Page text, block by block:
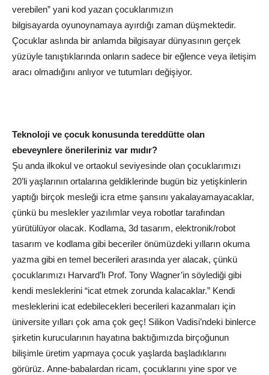
verebilen” yani kod yazan çocuklarımızın
bilgisayarda oyunoynamaya ayırdığı zaman düşmektedir.
Çocuklar aslında bir anlamda bilgisayar dünyasının gerçek
yüzüyle tanıştıklarında onların sadece bir eğlence veya iletişim
aracı olmadığını anlıyor ve tutumları değişiyor.
Teknoloji ve çocuk konusunda tereddütte olan
ebeveynlere önerileriniz var mıdır?
Şu anda ilkokul ve ortaokul seviyesinde olan çocuklarımızı
20’li yaşlarının ortalarına geldiklerinde bugün biz yetişkinlerin
yaptığı birçok mesleği icra etme şansını yakalayamayacaklar,
çünkü bu meslekler yazılımlar veya robotlar tarafından
yürütülüyor olacak. Kodlama, 3d tasarım, elektronik/robot
tasarım ve kodlama gibi beceriler önümüzdeki yılların okuma
yazma gibi en temel becerileri arasında yer alacak, çünkü
çocuklarımızı Harvard’lı Prof. Tony Wagner’in söylediği gibi
kendi mesleklerini “icat etmek zorunda kalacaklar.” Kendi
mesleklerini icat edebilecekleri becerileri kazanmaları için
üniversite yılları çok ama çok geç! Silikon Vadisi’ndeki binlerce
şirketin kurucularının hayatına baktığımızda birçoğunun
bilişimle üretim yapmaya çocuk yaşlarda başladıklarını
görürüz. Anne-babalardan ricam, çocuklarını yine spor ve